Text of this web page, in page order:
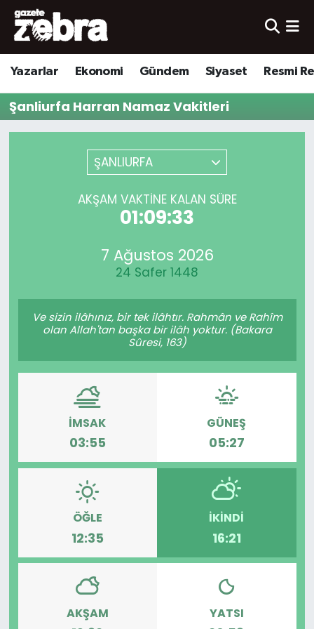
Yazarlar Ekonomi Gündem Siyaset Resmi
Şanliurfa Harran Namaz Vakitleri
ŞANLIURFA
AKŞAM VAKTINE KALAN SÜRE
01:09:33
7 Ağustos 2026
24 Safer 1448
Ve sizin ilâhınız, bir tek ilâhtır. Rahmân ve Rahîm
olan Allah'tan başka bir ilâh yoktur. (Bakara
Sûresi, 163)
İMSAK
03:55
GÜNEŞ
05:27
ÖĞLE
12:35
İKINDI
16:21
AKŞAM YATSI
Yazarlar
Ekonomi
Kültür-Sanat
Nöbetçi Eczaneler
Hava Durumu
Trafik Durumu
Süper Lig Puan Durumu ve Fikstür
Tüm Manşetler